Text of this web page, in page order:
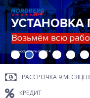
РАССРОЧКА 9 МЕСЯЦЕВ
КРЕДИТ